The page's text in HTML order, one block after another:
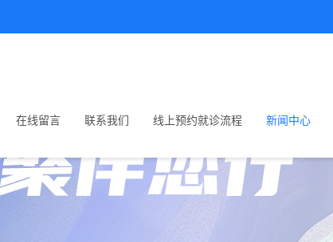
在线留言 联系我们 线上预约就诊流程 新闻中心